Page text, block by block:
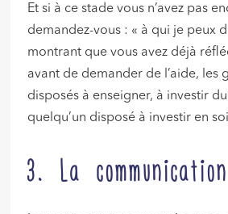
Et si à ce stade vous n’avez pas
demandez-vous : « à qui je peux
montrant que vous avez déjà
avant de demander de l’aide, les
disposés à enseigner, à investir
quelqu’un disposé à investir en
3. La communication